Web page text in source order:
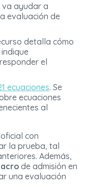
va ayudar a
evaluación de
detalla cómo
indique
el
ecuaciones. Se
ecuaciones
al
con
la prueba, tal
Además,
de admisión en
una evaluación